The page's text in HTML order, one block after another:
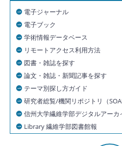
電子ジャーナル
電子ブック
学術情報データベース
リモートアクセス利用方法
図書・雑誌を探す
論文・雑誌・新聞記事を探す
テーマ別探し方ガイド
研究者総覧/機関リポジトリ（
信州大学繊維学部デジタルアーカ
Library 繊維学部図書館報